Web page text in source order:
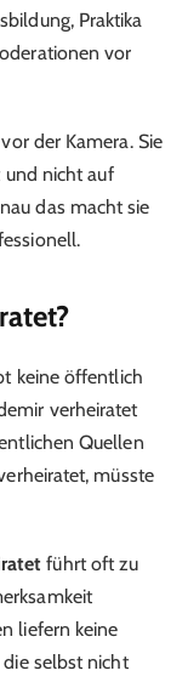
Praktika
vor
der Kamera. Sie
und nicht auf
das macht sie
keine öffentlich
verheiratet
Quellen
müsste
führt oft zu
liefern keine
die selbst nicht